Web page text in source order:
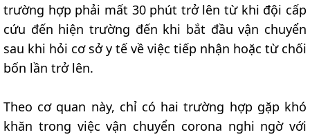
trường hợp phải mất 30 phút trở lên từ khi đội cấp
cứu đến hiện trường đến khi bắt đầu vận chuyển
sau khi hỏi cơ sở y tế về việc tiếp nhận hoặc từ chối
bốn lần trở lên.
Theo cơ quan này, chỉ có hai trường hợp gặp khó
khăn trong việc vận chuyển corona nghi ngờ với